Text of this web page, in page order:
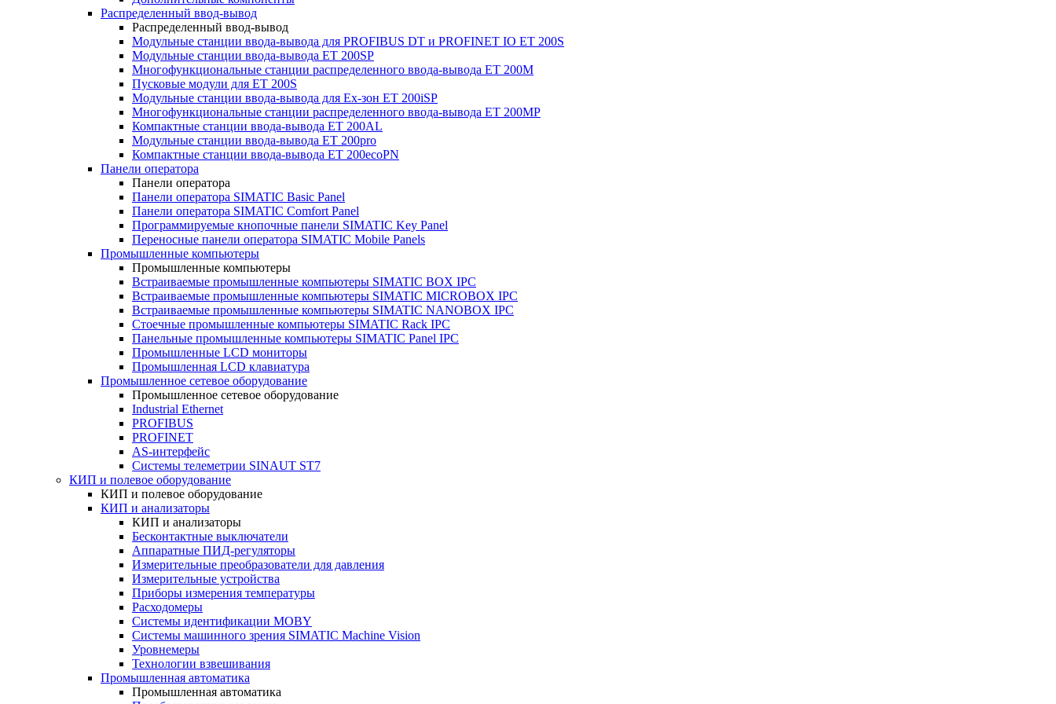
Распределенный ввод-вывод
Распределенный ввод-вывод
Модульные станции ввода-вывода для PROFIBUS DT и PROFINET IO ET 200S
Модульные станции ввода-вывода ET 200SP
Многофункциональные станции распределенного ввода-вывода ET 200M
Пусковые модули для ET 200S
Модульные станции ввода-вывода для Ex-зон ET 200iSP
Многофункциональные станции распределенного ввода-вывода ET 200MP
Компактные станции ввода-вывода ET 200AL
Модульные станции ввода-вывода ET 200pro
Компактные станции ввода-вывода ET 200ecoPN
Панели оператора
Панели оператора
Панели оператора SIMATIC Basic Panel
Панели оператора SIMATIC Comfort Panel
Программируемые кнопочные панели SIMATIC Key Panel
Переносные панели оператора SIMATIC Mobile Panels
Промышленные компьютеры
Промышленные компьютеры
Встраиваемые промышленные компьютеры SIMATIC BOX IPC
Встраиваемые промышленные компьютеры SIMATIC MICROBOX IPC
Встраиваемые промышленные компьютеры SIMATIC NANOBOX IPC
Стоечные промышленные компьютеры SIMATIC Rack IPC
Панельные промышленные компьютеры SIMATIC Panel IPC
Промышленные LCD мониторы
Промышленная LCD клавиатура
Промышленное сетевое оборудование
Промышленное сетевое оборудование
Industrial Ethernet
PROFIBUS
PROFINET
AS-интерфейс
Системы телеметрии SINAUT ST7
КИП и полевое оборудование
КИП и полевое оборудование
КИП и анализаторы
КИП и анализаторы
Бесконтактные выключатели
Аппаратные ПИД-регуляторы
Измерительные преобразователи для давления
Измерительные устройства
Приборы измерения температуры
Расходомеры
Системы идентификации MOBY
Системы машинного зрения SIMATIC Machine Vision
Уровнемеры
Технологии взвешивания
Промышленная автоматика
Промышленная автоматика